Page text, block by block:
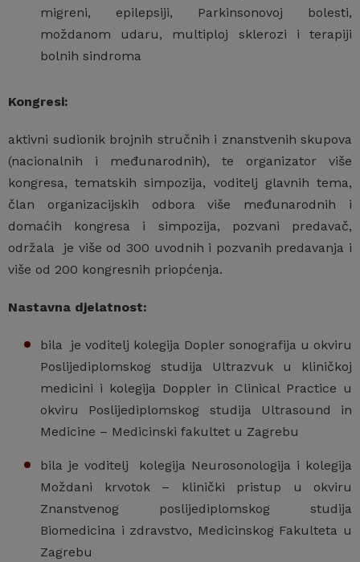
migreni, epilepsiji, Parkinsonovoj bolesti,
moždanom udaru, multiploj sklerozi i terapiji
bolnih sindroma
Kongresi:
aktivni sudionik brojnih stručnih i znanstvenih skupova
(nacionalnih i međunarodnih), te organizator više
kongresa, tematskih simpozija, voditelj glavnih tema,
član organizacijskih odbora više međunarodnih i
domaćih kongresa i simpozija, pozvani predavač,
održala je više od 300 uvodnih i pozvanih predavanja i
više od 200 kongresnih priopćenja.
Nastavna djelatnost:
bila je voditelj kolegija Dopler sonografija u okviru
Poslijediplomskog studija Ultrazvuk u kliničkoj
medicini i kolegija Doppler in Clinical Practice u
okviru Poslijediplomskog studija Ultrasound in
Medicine – Medicinski fakultet u Zagrebu
bila je voditelj kolegija Neurosonologija i kolegija
Moždani krvotok – klinički pristup u okviru
Znanstvenog poslijediplomskog studija
Biomedicina i zdravstvo, Medicinskog Fakulteta u
Zagrebu